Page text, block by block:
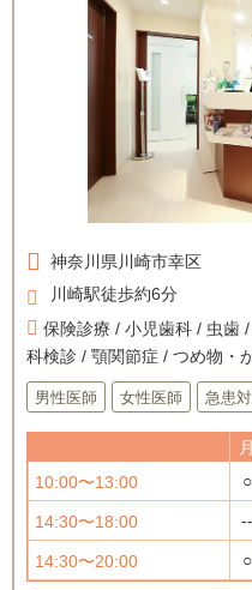
神奈川県川崎市幸区
川崎駅徒歩約6分
保険診療 / 小児歯科 / 虫歯
科検診 / 顎関節症 / つめ物・
男性医師 女性医師 急患
月
10:00〜13:00
○
14:30〜18:00 --
14:30〜20:00 ○